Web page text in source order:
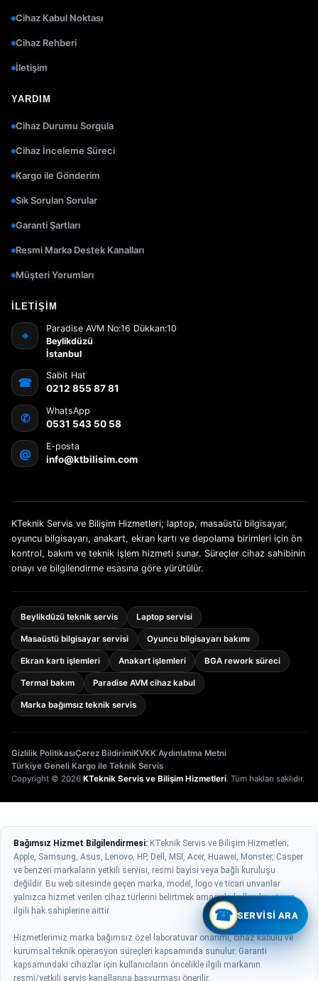
Cihaz Kabul Noktası
Cihaz Rehberi
İletişim
YARDIM
Cihaz Durumu Sorgula
Cihaz İnceleme Süreci
Kargo ile Gönderim
Sık Sorulan Sorular
Garanti Şartları
Resmi Marka Destek Kanalları
Müşteri Yorumları
İLETIŞIM
⌖
Paradise AVM No:16 Dükkan:10
Beylikdüzü
İstanbul
☎
Sabit Hat
0212 855 87 81
✆
WhatsApp
0531 543 50 58
@
E-posta
info@ktbilisim.com
KTeknik Servis ve Bilişim Hizmetleri; laptop, masaüstü bilgisayar,
oyuncu bilgisayarı, anakart, ekran kartı ve depolama birimleri için ön
kontrol, bakım ve teknik işlem hizmeti sunar. Süreçler cihaz sahibinin
onayı ve bilgilendirme esasına göre yürütülür.
Beylikdüzü teknik servis Laptop servisi
Masaüstü bilgisayar servisi Oyuncu bilgisayarı bakımı
Ekran kartı işlemleri Anakart işlemleri BGA rework süreci
Termal bakım Paradise AVM cihaz kabul
Marka bağımsız teknik servis
Copyright © 2026 KTeknik Servis ve Bilişim Hizmetleri. Tüm hakları saklıdır.
Gizlilik PolitikasıÇerez BildirimiKVKK Aydınlatma Metni
Türkiye Geneli Kargo ile Teknik Servis
☎ SERVISI ARA
Bağımsız Hizmet Bilgilendirmesi: KTeknik Servis ve Bilişim Hizmetleri;
Apple, Samsung, Asus, Lenovo, HP, Dell, MSI, Acer, Huawei, Monster, Casper
ve benzeri markaların yetkili servisi, resmi bayisi veya bağlı kuruluşu
değildir. Bu web sitesinde geçen marka, model, logo ve ticari unvanlar
yalnızca hizmet verilen cihaz türlerini belirtmek amacıyla kullanılmıştır ve
ilgili hak sahiplerine aittir.
Hizmetlerimiz marka bağımsız özel laboratuvar onarımı, cihaz kabulü ve
kurumsal teknik operasyon süreçleri kapsamında sunulur. Garanti
kapsamındaki cihazlar için kullanıcıların öncelikle ilgili markanın
resmi/yetkili servis kanallarına başvurması önerilir.